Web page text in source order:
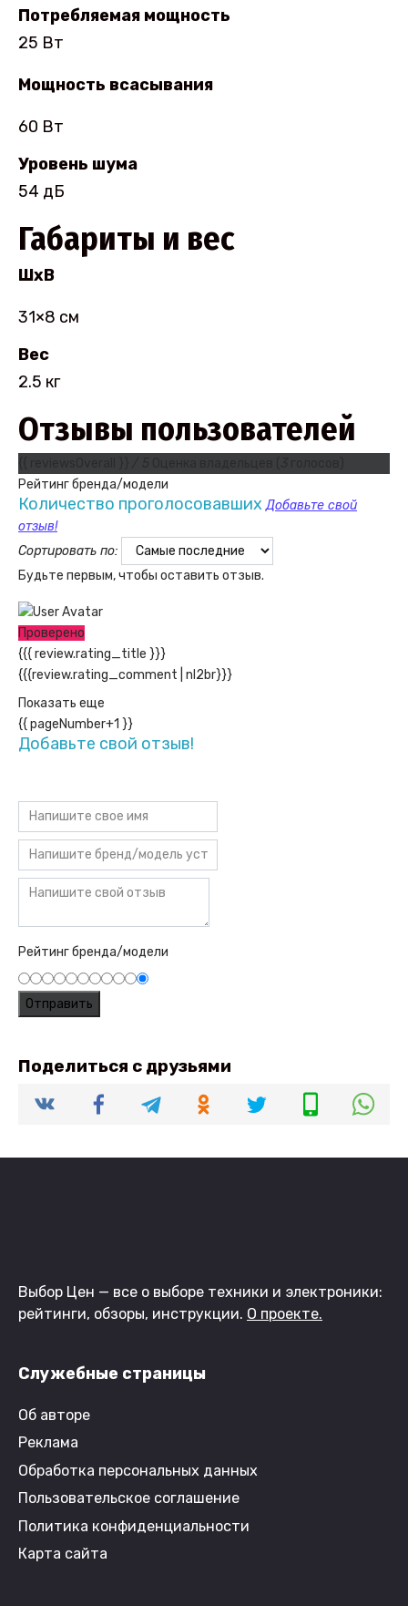
Потребляемая мощность
25 Вт
Мощность всасывания
60 Вт
Уровень шума
54 дБ
Габариты и вес
ШхВ
31×8 см
Вес
2.5 кг
Отзывы пользователей
Рейтинг бренда/модели
Количество проголосовавшихДобавьте свой
отзыв!
Сортировать по:
Будьте первым, чтобы оставить отзыв.
Проверено
{{{ review.rating_title }}}
{{{review.rating_comment | nl2br}}}
Показать еще
{{ pageNumber+1 }}
Добавьте свой отзыв!
Рейтинг бренда/модели
Поделиться с друзьями
Выбор Цен — все о выборе техники и электроники:
рейтинги, обзоры, инструкции. О проекте.
Служебные страницы
Об авторе
Реклама
Обработка персональных данных
Пользовательское соглашение
Политика конфиденциальности
Карта сайта